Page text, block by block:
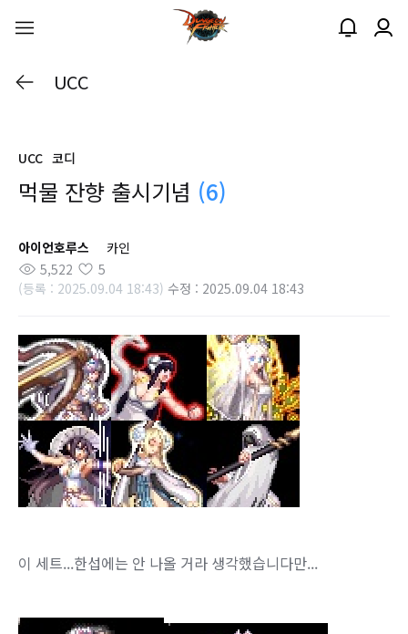
UCC
UCC 코디
먹물 잔향 출시기념 (6)
아이언호루스
카인
5,522
5
(등록 : 2025.09.04 18:43) 수정 : 2025.09.04 18:43
이 세트...한섭에는 안 나올 거라 생각했습니다만...